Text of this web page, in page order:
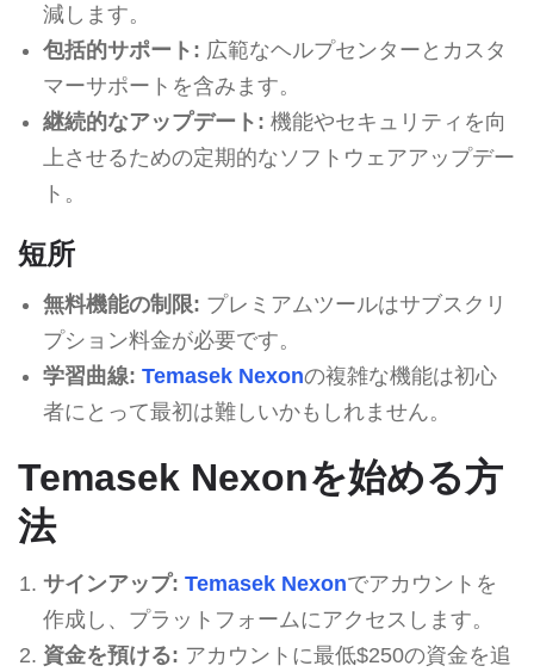
減します。
包括的サポート: 広範なヘルプセンターとカスタ
マーサポートを含みます。
継続的なアップデート: 機能やセキュリティを向
上させるための定期的なソフトウェアアップデー
ト。
短所
無料機能の制限: プレミアムツールはサブスクリ
プション料金が必要です。
学習曲線: Temasek Nexonの複雑な機能は初心
者にとって最初は難しいかもしれません。
Temasek Nexonを始める方
法
サインアップ: Temasek Nexonでアカウントを
作成し、プラットフォームにアクセスします。
資金を預ける: アカウントに最低$250の資金を追